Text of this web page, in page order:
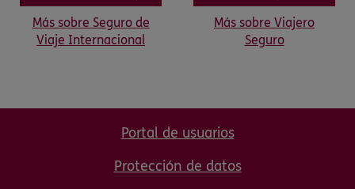
Más sobre Seguro de
Viaje Internacional
Más sobre Viajero
Seguro
Portal de usuarios
Protección de datos